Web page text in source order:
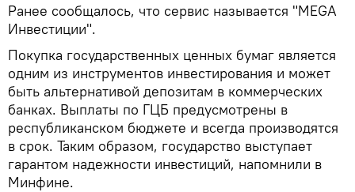
Ранее сообщалось, что сервис называется "MEGA
Инвестиции".
Покупка государственных ценных бумаг является
одним из инструментов инвестирования и может
быть альтернативой депозитам в коммерческих
банках. Выплаты по ГЦБ предусмотрены в
республиканском бюджете и всегда производятся
в срок. Таким образом, государство выступает
гарантом надежности инвестиций, напомнили в
Минфине.